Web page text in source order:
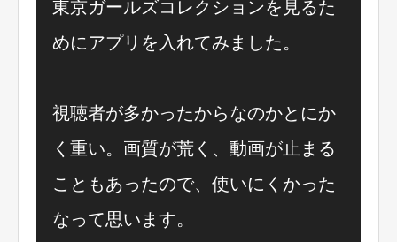
東京ガールズコレクションを見るた
めにアプリを入れてみました。
視聴者が多かったからなのかとにか
く重い。画質が荒く、動画が止まる
こともあったので、使いにくかった
なって思います。